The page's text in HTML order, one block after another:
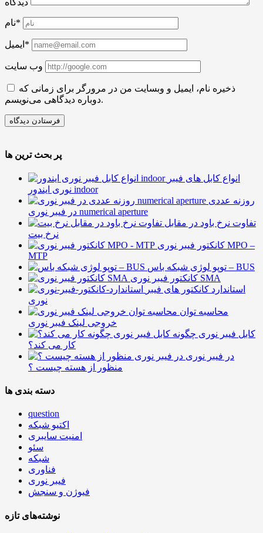
دیدگاه
نام*
ایمیل*
وب سایت
ذخیره نام، ایمیل و وبسایت من در مرورگر برای زمانی که
دوباره دیدگاهی می‌نویسم.
پر بحث ترین ها
انواع کابل های فیبر
نوری ایندور indoor
روزنه عددی
در فیبر نوری numerical aperture
تفاوت نرخ باود در مقابل
نرخ بیت
کانکتور فیبر نوری MPO –
MTP
توپو لوژی شبکه باس – BUS
کانکتور فیبر نوری SMA
استاندارد کانکتور های فیبر
نوری
محاسبه توان
خروجی لینک فیبر نوری
کابل فیبر نوری چگونه
کار می کند؟
در فیبر نوری
منظور از هسته چیست ؟
دسته بندی ها
question
اکتیو شبکه
امنیت سایبری
سئو
شبکه
فناوری
فیبر نوری
فیوژن و سنجش
نوشته‌های تازه